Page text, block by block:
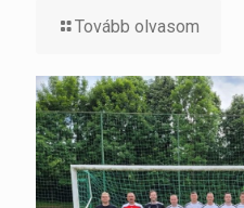
Tovább olvasom